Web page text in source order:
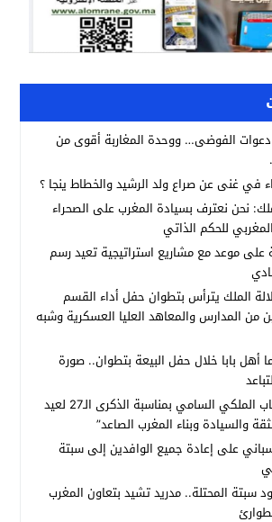
دعوات الفوضى… ووحدة المغاربة أقوى من
في غنى عن صراع ولد الرشيد والخطاط ينجا ؟
نحن نعترف بسيادة المغرب على الصحراء
للحكم الذاتي
على موعد مع مشاريع استراتيجية تعيد رسم
الملك يترأس بتطوان حفل أداء القسم
من المدارس والمعاهد العليا العسكرية وشبه
أهل بابا خلال حفل البيعة بتطوان.. صورة
قراءة في الخطاب الملكي السامي بمناسبة الذكرى الـ27 لعيد
والسيادة وبناء المغرب الصاعد”
على إعادة جميع الوافدين إلى سبتة
سبتة المحتلة.. مدريد تشيد بتعاون المغرب